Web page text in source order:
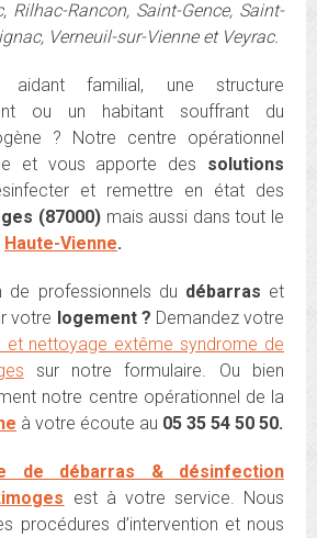
Rilhac-Rancon, Saint-Gence, Saint-
Verneuil-sur-Vienne et Veyrac.
familial, une structure
ou un habitant souffrant du
? Notre centre opérationnel
et vous apporte des solutions
et remettre en état des
(87000)mais aussi dans tout le
Haute-Vienne.
de professionnels du débarras et
votre logement ? Demandez votre
et nettoyage extême syndrome de
sur notre formulaire. Ou bien
notre centre opérationnel de la
à votre écoute au 05 35 54 50 50.
de débarras & désinfection
est à votre service. Nous
procédures d’intervention et nous